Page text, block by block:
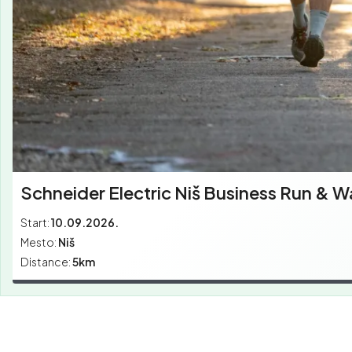
Schneider Electric Niš Business Run &
Start:10.09.2026.
Mesto: Niš
Distance:5km